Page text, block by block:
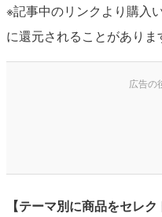
※記事中のリンクより購入
に還元されることがありま
【テーマ別に商品をセレク